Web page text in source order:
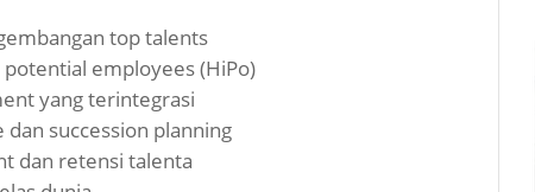
top talents
employees (HiPo)
yang terintegrasi
succession planning
dan retensi talenta